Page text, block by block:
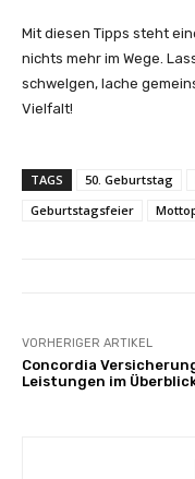
Mit diesen Tipps steht
nichts mehr im Wege.
schwelgen, lache
Vielfalt!
TAGS 50. Geburtstag
Geburtstagsfeier
VORHERIGER ARTIKEL
Concordia
Leistungen im